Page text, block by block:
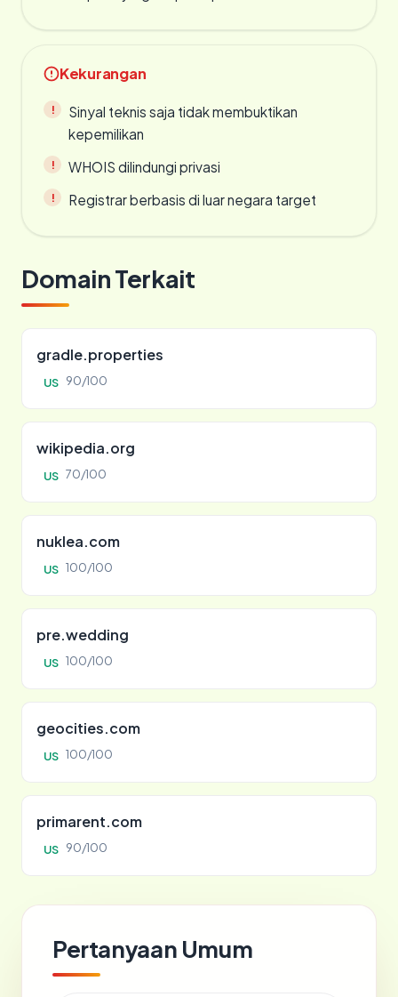
Kekurangan
Sinyal teknis saja tidak membuktikan
kepemilikan
WHOIS dilindungi privasi
Registrar berbasis di luar negara target
Domain Terkait
gradle.properties
US 90/100
wikipedia.org
US 70/100
nuklea.com
US 100/100
pre.wedding
US 100/100
geocities.com
US 100/100
primarent.com
US 90/100
Pertanyaan Umum